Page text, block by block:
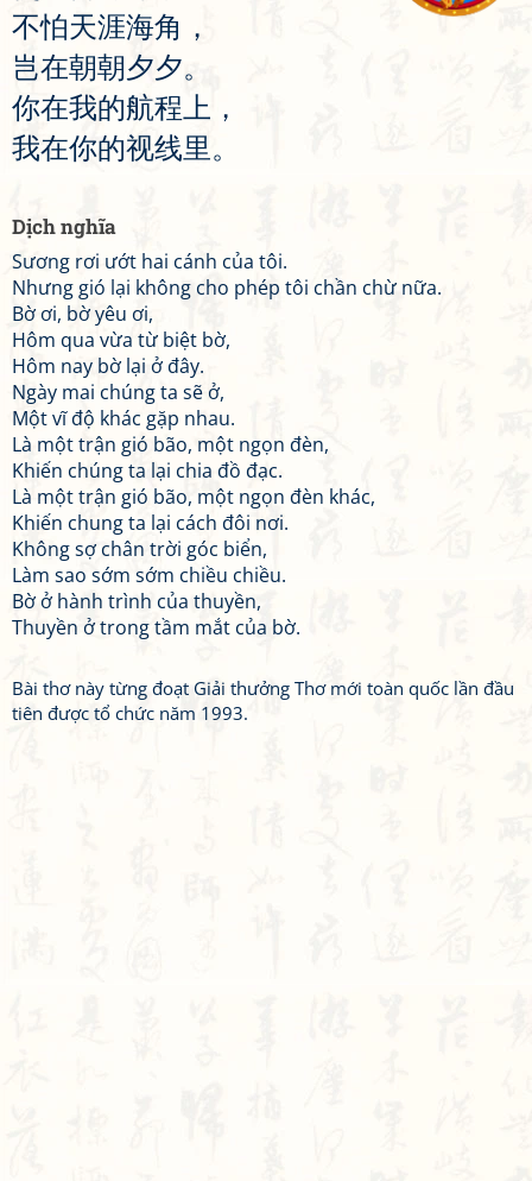
不怕天涯海角 ，
岂在朝朝夕夕。
你在我的航程 上 ，
我在你的视线里。
Dịch nghĩa
Sương rơi ướt hai cánh của tôi.
Nhưng gió lại không cho phép tôi chần chừ nữa.
Bờ ơi, bờ yêu ơi,
Hôm qua vừa từ biệt bờ,
Hôm nay bờ lại ở đây.
Ngày mai chúng ta sẽ ở,
Một vĩ độ khác gặp nhau.
Là một trận gió bão, một ngọn đèn,
Khiến chúng ta lại chia đồ đạc.
Là một trận gió bão, một ngọn đèn khác,
Khiến chung ta lại cách đôi nơi.
Không sợ chân trời góc biển,
Làm sao sớm sớm chiều chiều.
Bờ ở hành trình của thuyền,
Thuyền ở trong tầm mắt của bờ.
Bài thơ này từng đoạt Giải thưởng Thơ mới toàn quốc lần đầu
tiên được tổ chức năm 1993.